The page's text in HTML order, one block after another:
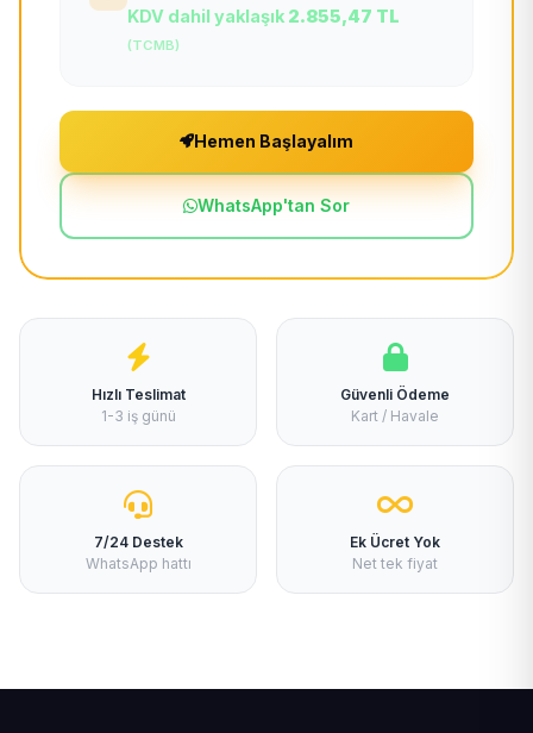
KDV dahil yaklaşık 2.855,47 TL
(TCMB)
Hemen Başlayalım
WhatsApp'tan Sor
Hızlı Teslimat
1-3 iş günü
Güvenli Ödeme
Kart / Havale
7/24 Destek
WhatsApp hattı
Ek Ücret Yok
Net tek fiyat